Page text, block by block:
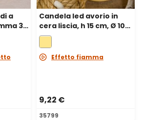
a
3D
di 5 su 5 stelle
Candela led avorio in
cera liscia, h 15 cm, Ø 10
cm
Effetto fiamma
9,22 €
35799